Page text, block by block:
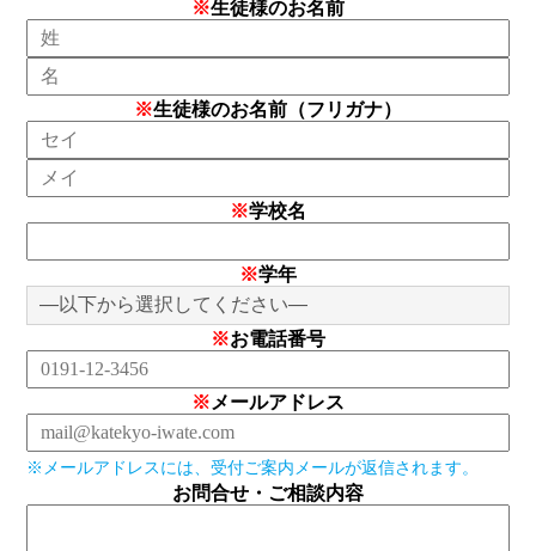
※生徒様のお名前
※生徒様のお名前（フリガナ）
※学校名
※学年
※お電話番号
※ メールアドレス
※メールアドレスには、受付ご案内メールが返信されます。
お問合せ・ご相談内容